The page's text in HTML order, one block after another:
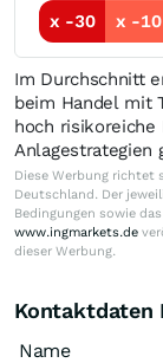
x -30
x -10
Im Durchschnitt
beim Handel mit
hoch
Anlagestrategien
Diese Werbung richtet
Deutschland. Der
Bedingungen sowie
www.ingmarkets.de
dieser Werbung.
Kontaktdaten
Name